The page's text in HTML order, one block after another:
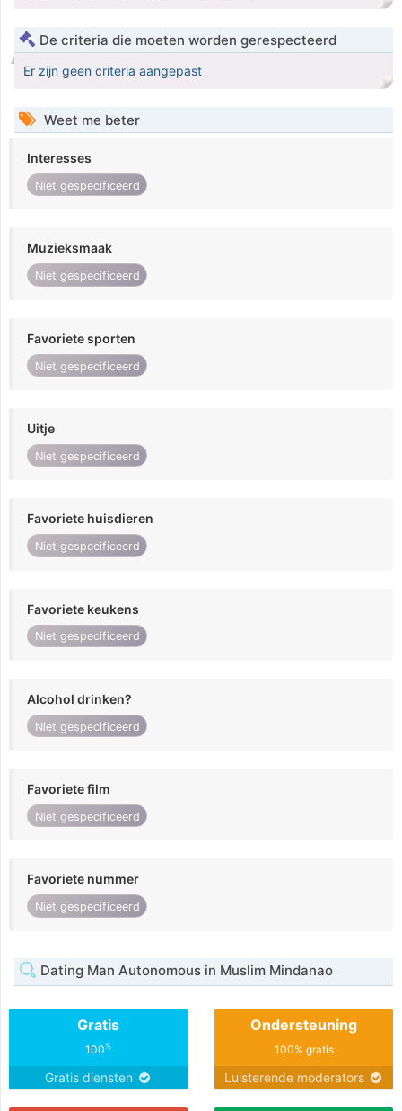
De criteria die moeten worden gerespecteerd
Er zijn geen criteria aangepast
Weet me beter
Interesses
Niet gespecificeerd
Muzieksmaak
Niet gespecificeerd
Favoriete sporten
Niet gespecificeerd
Uitje
Niet gespecificeerd
Favoriete huisdieren
Niet gespecificeerd
Favoriete keukens
Niet gespecificeerd
Alcohol drinken?
Niet gespecificeerd
Favoriete film
Niet gespecificeerd
Favoriete nummer
Niet gespecificeerd
Dating Man Autonomous in Muslim Mindanao
Gratis
100%
Gratis diensten
Ondersteuning
100% gratis
Luisterende moderators